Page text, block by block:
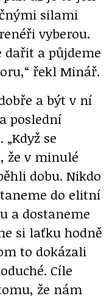
silami
vyberou.
dařit a půjdeme
řekl Minář.
a být v ní
poslední
se
že v minulé
dobu. Nikdo
do elitní
a dostaneme
si laťku hodně
to dokázali
Cíle
že nám